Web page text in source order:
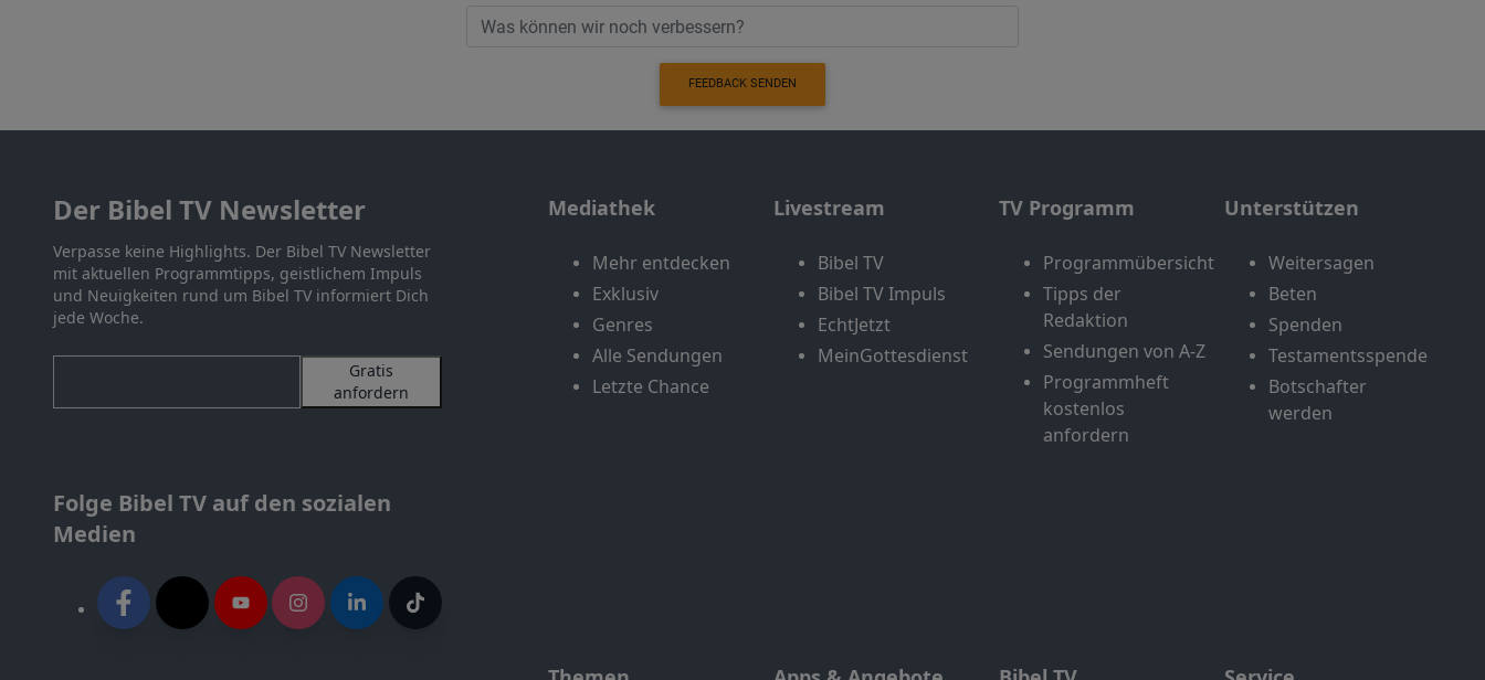
FEEDBACK SENDEN
Der Bibel TV Newsletter
Verpasse keine Highlights. Der Bibel TV Newsletter
mit aktuellen Programmtipps, geistlichem Impuls
und Neuigkeiten rund um Bibel TV informiert Dich
jede Woche.
Gratis
anfordern
Folge Bibel TV auf den sozialen
Medien
Mediathek
Mehr entdecken
Exklusiv
Genres
Alle Sendungen
Letzte Chance
Livestream
Bibel TV
Bibel TV Impuls
EchtJetzt
MeinGottesdienst
TV Programm
Programmübersicht
Tipps der
Redaktion
Sendungen von A-Z
Programmheft
kostenlos
anfordern
Unterstützen
Weitersagen
Beten
Spenden
Testamentsspende
Botschafter
werden